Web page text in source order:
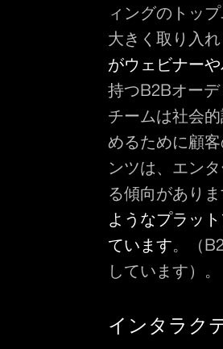
ィングのトッ
大きく取り入
がウェビナー
持つB2Bオー
チームは社会
めるために顧
ンツは、エン
る傾向があり
ようなプラッ
ています。（
しています）。
インタラク